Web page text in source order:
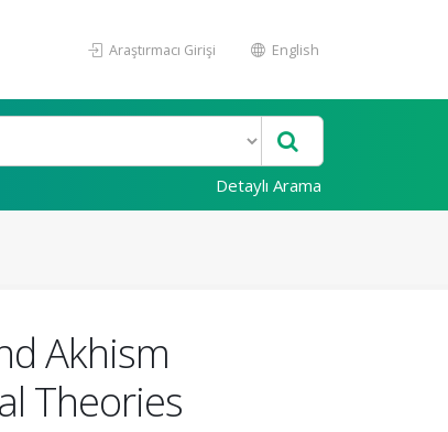
Araştırmacı Girişi English
Detaylı Arama
Akhism
Theories